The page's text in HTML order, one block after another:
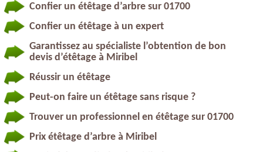
Confier un étêtage d’arbre sur 01700
Confier un étêtage à un expert
Garantissez au spécialiste l’obtention de bon
devis d’étêtage à Miribel
Réussir un étêtage
Peut-on faire un étêtage sans risque ?
Trouver un professionnel en étêtage sur 01700
Prix étêtage d’arbre à Miribel